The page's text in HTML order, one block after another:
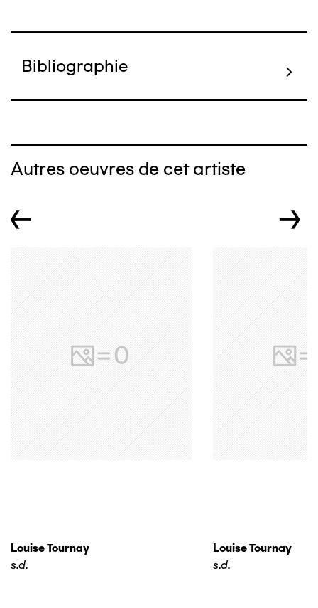
Bibliographie
Autres oeuvres de cet artiste
← →
Louise Tournay
s.d.
Louise Tournay
s.d.